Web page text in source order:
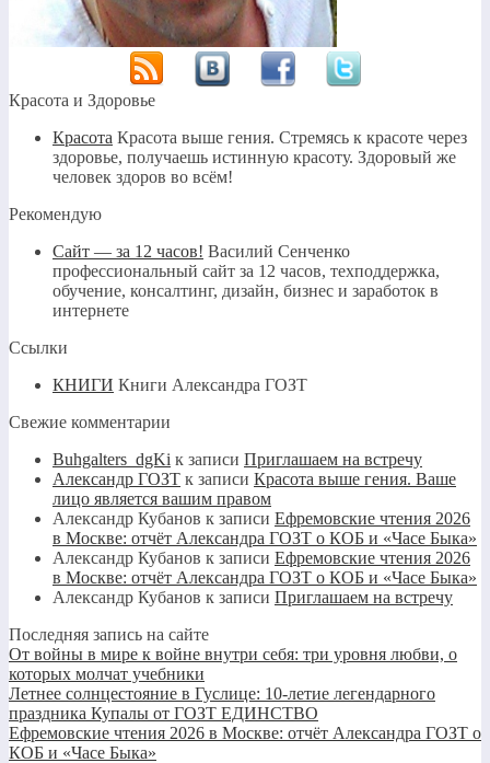
Красота и Здоровье
Красота Красота выше гения. Стремясь к красоте через
здоровье, получаешь истинную красоту. Здоровый же
человек здоров во всём!
Рекомендую
Сайт — за 12 часов! Василий Сенченко
профессиональный сайт за 12 часов, техподдержка,
обучение, консалтинг, дизайн, бизнес и заработок в
интернете
Ссылки
КНИГИ Книги Александра ГОЗТ
Свежие комментарии
Buhgalters_dgKi к записи Приглашаем на встречу
Александр ГОЗТ к записи Красота выше гения. Ваше
лицо является вашим правом
Александр Кубанов к записи Ефремовские чтения 2026
в Москве: отчёт Александра ГОЗТ о КОБ и «Часе Быка»
Александр Кубанов к записи Ефремовские чтения 2026
в Москве: отчёт Александра ГОЗТ о КОБ и «Часе Быка»
Александр Кубанов к записи Приглашаем на встречу
Последняя запись на сайте
От войны в мире к войне внутри себя: три уровня любви, о
которых молчат учебники
Летнее солнцестояние в Гуслице: 10-летие легендарного
праздника Купалы от ГОЗТ ЕДИНСТВО
Ефремовские чтения 2026 в Москве: отчёт Александра ГОЗТ о
КОБ и «Часе Быка»